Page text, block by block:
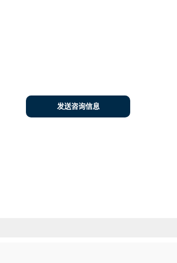
发送咨询信息